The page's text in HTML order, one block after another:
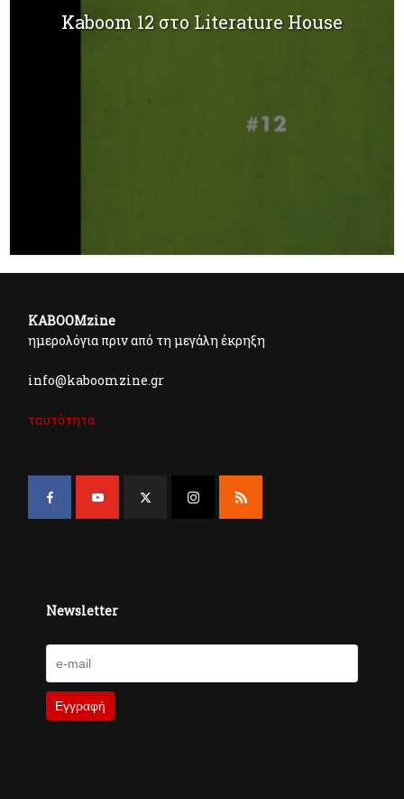
Kaboom 12 στο Literature House
KABOOMzine
ημερολόγια πριν από τη μεγάλη έκρηξη
info@kaboomzine.gr
ταυτότητα
Newsletter